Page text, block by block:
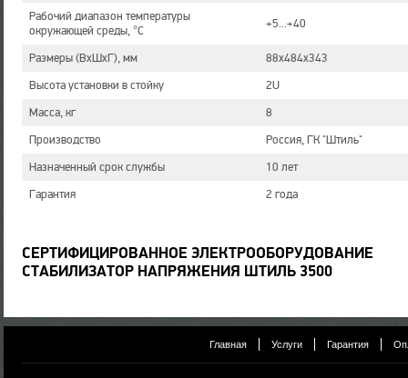
Рабочий диапазон температуры
окружающей среды, °С
+5...+40
Размеры (ВхШхГ), мм
88x484x343
Высота установки в стойку
2U
Масса, кг
8
Производство
Россия, ГК "Штиль"
Назначенный срок службы
10 лет
Гарантия
2 года
СЕРТИФИЦИРОВАННОЕ ЭЛЕКТРООБОРУДОВАНИЕ
СТАБИЛИЗАТОР НАПРЯЖЕНИЯ ШТИЛЬ 3500
Главная Услуги Гарантия